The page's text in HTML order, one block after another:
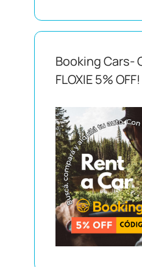
Booking Cars-
FLOXIE 5% OFF!